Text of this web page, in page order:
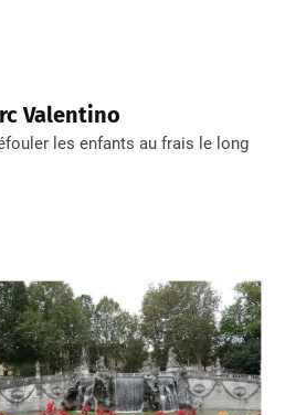
Valentino
les enfants au frais le long